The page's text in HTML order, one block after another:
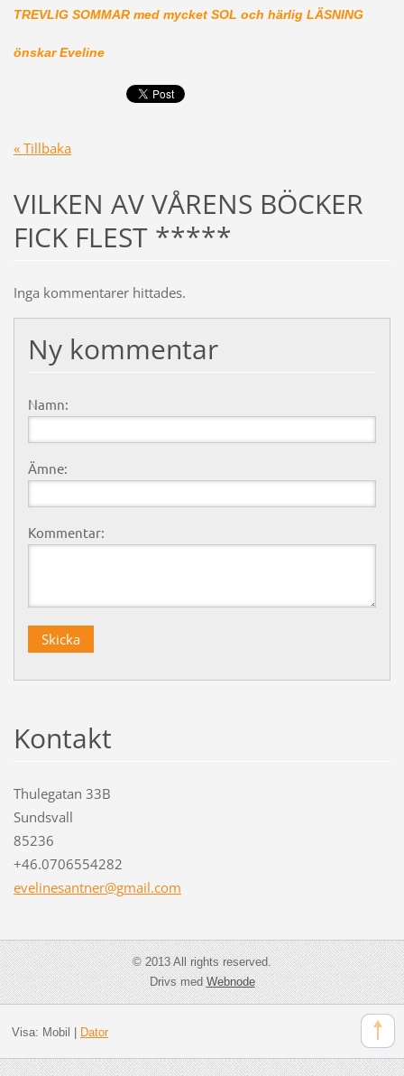
TREVLIG SOMMAR med mycket SOL och härlig LÄSNING
önskar Eveline
« Tillbaka
VILKEN AV VÅRENS BÖCKER
FICK FLEST *****
Inga kommentarer hittades.
Ny kommentar
Namn:
Ämne:
Kommentar:
Kontakt
Thulegatan 33B
Sundsvall
85236
+46.0706554282
evelinesantner@gmail.com
© 2013 All rights reserved.
Drivs medWebnode
Visa: Mobil | Dator